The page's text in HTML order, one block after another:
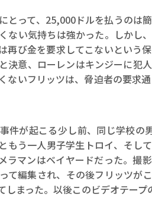
とって、25,000ドルを払うのは
ない気持ちは強かった。しかし
再び金を要求してこないという
決意、ローレンはキンジーに犯
ないフリッツは、脅迫者の要求
件が起こる少し前、同じ学校の
もう一人男子学生トロイ、そし
ラマンはベイヤードだった。撮
て編集され、その後フリッツが
しまった。以後このビデオテープ